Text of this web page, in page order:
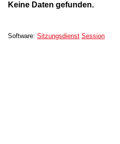
Keine Daten gefunden.
Software: Sitzungsdienst Session